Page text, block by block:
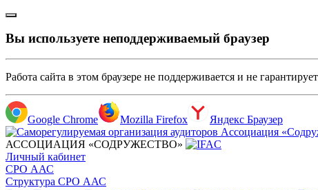
Вы используете неподдерживаемый браузер
Работа сайта в этом браузере не поддерживается и не
Google Chrome Mozilla Firefox
Яндекс Браузер
АССОЦИАЦИЯ «СОДРУЖЕСТВО»
Личный кабинет
СРО ААС
Структура СРО ААС